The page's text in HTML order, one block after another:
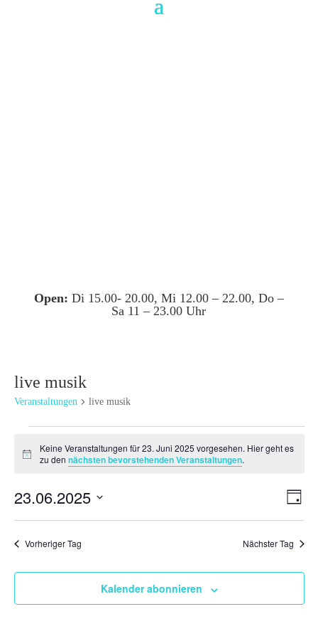
Open: Di 15.00- 20.00, Mi 12.00 – 22.00, Do –
Sa 11 – 23.00 Uhr
live musik
Veranstaltungen live musik
für
Juni
2025
Hinweis
Keine Veranstaltungen für 23. Juni 2025 vorgesehen. Hier geht es
zu den nächsten bevorstehenden Veranstaltungen.
Tag
23.06.2025
Vorheriger Tag Nächster Tag
Kalender abonnieren